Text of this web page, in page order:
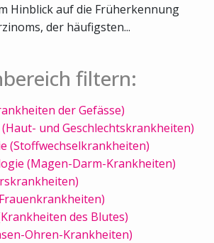
Hinblick auf die Früherkennung
der häufigsten...
filtern:
der Gefässe)
und Geschlechtskrankheiten)
(Stoffwechselkrankheiten)
(Magen-Darm-Krankheiten)
des Blutes)
Ohren-Krankheiten)